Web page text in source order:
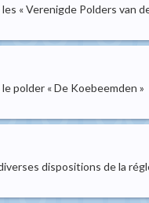
« Verenigde Polders van
polder « De Koebeemden »
dispositions de la